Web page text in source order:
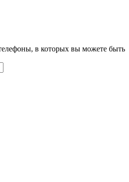
в которых вы можете быть